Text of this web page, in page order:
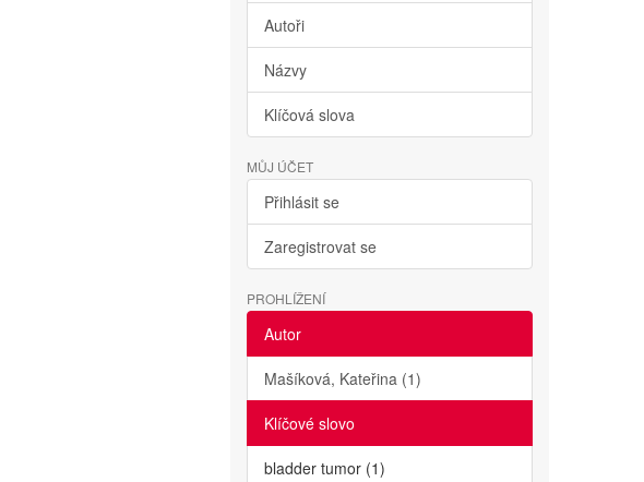
Autoři
Názvy
Klíčová slova
MŮJ ÚČET
Přihlásit se
Zaregistrovat se
PROHLÍŽENÍ
Autor
Mašíková, Kateřina (1)
Klíčové slovo
bladder tumor (1)